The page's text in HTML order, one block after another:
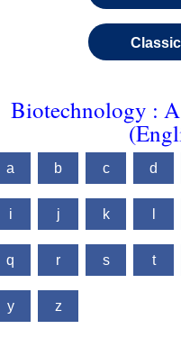
Biotechnology :
a b c d
i j k
q r s t
y z